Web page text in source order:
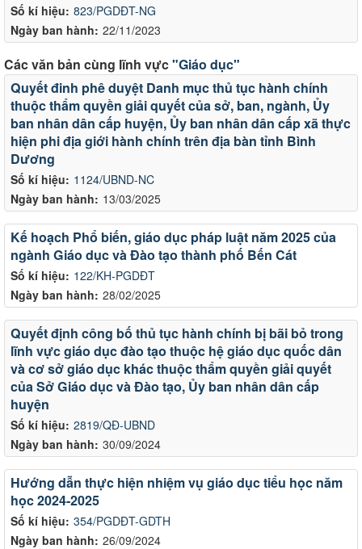
Số kí hiệu: 823/PGDĐT-NG
Ngày ban hành: 22/11/2023
Các văn bản cùng lĩnh vực"Giáo dục"
Số kí hiệu: 1124/UBND-NC
Ngày ban hành: 13/03/2025
Quyết đinh phê duyệt Danh mục thủ tục hành chính
thuộc thẩm quyền giải quyết của sở, ban, ngành, Ủy
ban nhân dân cấp huyện, Ủy ban nhân dân cấp xã thực
hiện phi địa giới hành chính trên địa bàn tỉnh Bình
Dương
Số kí hiệu: 122/KH-PGDĐT
Ngày ban hành: 28/02/2025
Kế hoạch Phổ biến, giáo dục pháp luật năm 2025 của
ngành Giáo dục và Đào tạo thành phố Bến Cát
Số kí hiệu: 2819/QĐ-UBND
Ngày ban hành: 30/09/2024
Quyết định công bố thủ tục hành chính bị bãi bỏ trong
lĩnh vực giáo dục đào tạo thuộc hệ giáo dục quốc dân
và cơ sở giáo dục khác thuộc thẩm quyền giải quyết
của Sở Giáo dục và Đào tạo, Ủy ban nhân dân cấp
huyện
Số kí hiệu: 354/PGDĐT-GDTH
Ngày ban hành: 26/09/2024
Hướng dẫn thực hiện nhiệm vụ giáo dục tiểu học năm
học 2024-2025